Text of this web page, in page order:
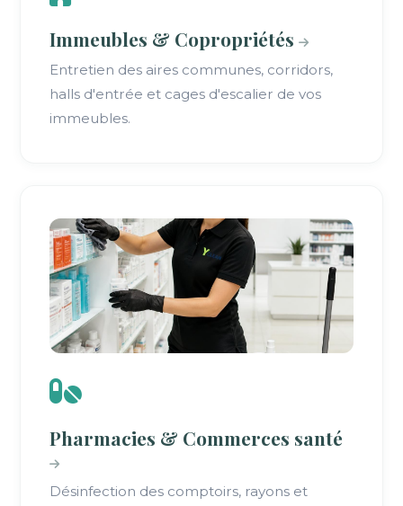
Immeubles & Copropriétés
Entretien des aires communes, corridors,
halls d'entrée et cages d'escalier de vos
immeubles.
Pharmacies & Commerces santé
Désinfection des comptoirs, rayons et